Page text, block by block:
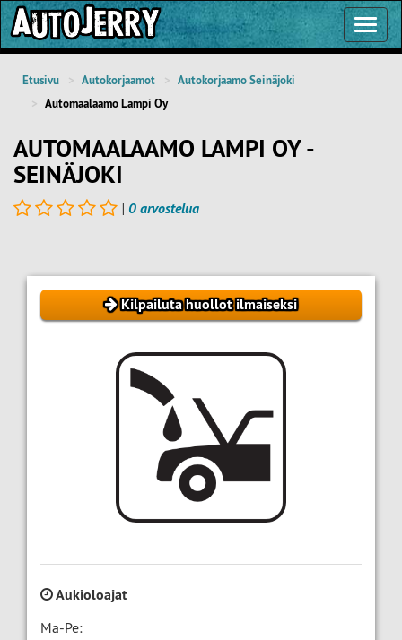
Etusivu Autokorjaamot
Autokorjaamo Seinäjoki
Automaalaamo Lampi Oy
AUTOMAALAAMO LAMPI OY -
SEINÄJOKI
| 0 arvostelua
Kilpailuta huollot ilmaiseksi
Aukioloajat
Ma-Pe: